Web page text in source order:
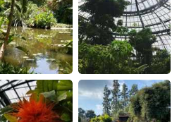
ไทย
Italiano
Tiếng Việt